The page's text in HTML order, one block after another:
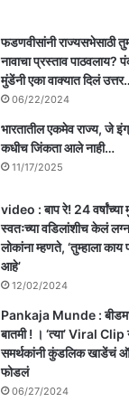
फडणवीसांनी राज्यसभेसाठी
नावाचा प्रस्ताव पाठवलाय?
मुंडेंनी एका वाक्यात दिलं
06/22/2024
भारतातील एकमेव राज्य, जे
कधीच जिंकता आले नाही…
11/17/2025
video : बाप रे! 24 वर्षांच्या
स्वतःच्या वडिलांशीच केलं
लोकांना म्हणते, ‘तुम्हाला काय
आहे’
12/02/2024
Pankaja Munde :
बातमी ! । ‘त्या’ Viral
समर्थकांनी कुंडलिक खाडेंचं
फोडलं
06/27/2024